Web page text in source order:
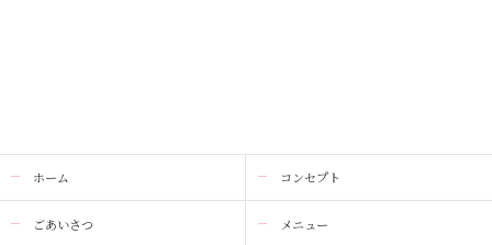
ホーム コンセプト
ごあいさつ メニュー